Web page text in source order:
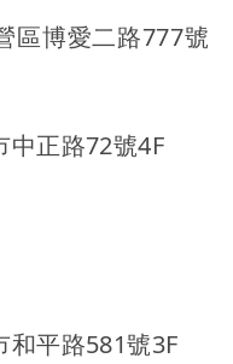
區博愛二路777號
中正路72號4F
和平路581號3F